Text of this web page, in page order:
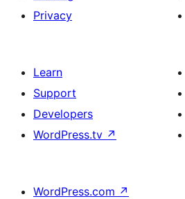
Privacy
Learn
Support
Developers
WordPress.tv ↗
WordPress.com ↗